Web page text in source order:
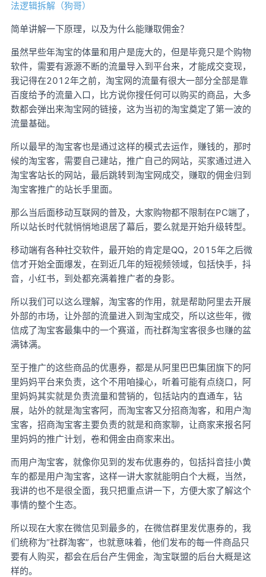
简单讲解一下原理，以及为什么能赚取佣金？
虽然早些年淘宝的体量和用户是庞大的，但是毕竟只是个购物
软件，需要有源源不断的流量导入到平台来，才能成交变现，
我记得在2012年之前，淘宝网的流量有很大一部分全部是靠
百度给予的流量入口，比方说你搜任何可以购买的商品，大多
数都会弹出来淘宝网的链接，这为当初的淘宝奠定了第一波的
流量基础。
所以最早的淘宝客也是通过这样的模式去运作，赚钱的，那时
候的淘宝客，需要自己建站，推广自己的网站，买家通过进入
淘宝客站长的网站，最后跳转到淘宝网成交，赚取的佣金归到
淘宝客推广的站长手里面。
那么当后面移动互联网的普及，大家购物都不限制在PC端了，
所以站长时代就悄悄地退居了幕后，要么就是开始升级转型。
移动端有各种社交软件，最开始的肯定是QQ，2015年之后微
信才开始全面爆发，在到近几年的短视频领域，包括快手，抖
音，小红书，到处都充满着推广者的身影。
所以我们可以这么理解，淘宝客的作用，就是帮助阿里去开展
外部的市场，让外部的流量进入到淘宝成交，所以这些年，微
信成了淘宝客最集中的一个赛道，而社群淘宝客很多也赚的盆
满钵满。
至于推广的这些商品的优惠券，都是从阿里巴巴集团旗下的阿
里妈妈平台来负责，这个不用咱操心，听着可能有点绕口，阿
里妈妈其实就是负责流量和营销的，包括站内的直通车，钻
展，站外的就是淘宝客阿，而淘宝客又分招商淘客，和用户淘
宝客，招商淘宝客主要负责的就是和商家聊，让商家来报名阿
里妈妈的推广计划，卷和佣金由商家来出。
而用户淘宝客，就像你见到的发布优惠券的，包括抖音挂小黄
车的都是用户淘宝客，这样一讲大家就能明白个大概，当然，
我讲的也不是很全面，我只把重点讲一下，方便大家了解这个
事情的整个生态。
所以现在大家在微信见到最多的，在微信群里发优惠券的，我
们统称为“社群淘客”，也就意味着，他们发布的每一件商品只
要有人购买，都会在后台产生佣金，淘宝联盟的后台大概是这
样的。